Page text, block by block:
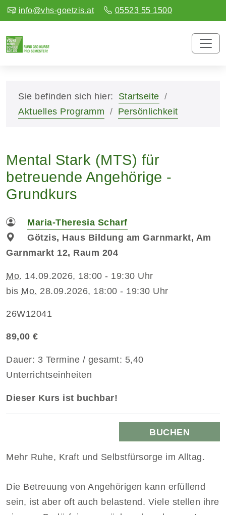
info@vhs-goetzis.at 05523 55 1500
Sie befinden sich hier:
Startseite
Aktuelles Programm
Persönlichkeit
Mental Stark (MTS) für
betreuende Angehörige -
Grundkurs
Maria-Theresia Scharf
Götzis, Haus Bildung am Garnmarkt, Am
Garnmarkt 12, Raum 204
Mo. 14.09.2026, 18:00 - 19:30 Uhr
bis Mo. 28.09.2026, 18:00 - 19:30 Uhr
26W12041
89,00 €
Dauer: 3 Termine / gesamt: 5,40
Unterrichtseinheiten
Dieser Kurs ist buchbar!
BUCHEN
Mehr Ruhe, Kraft und Selbstfürsorge im Alltag.
Die Betreuung von Angehörigen kann erfüllend
sein, ist aber oft auch belastend. Viele stellen ihre